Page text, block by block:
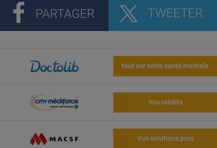
tout sur votre santé mentale
Vos crédits
Vos solutions pros